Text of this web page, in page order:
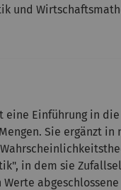
und
eine Einführung in
Sie ergänzt in
in dem sie